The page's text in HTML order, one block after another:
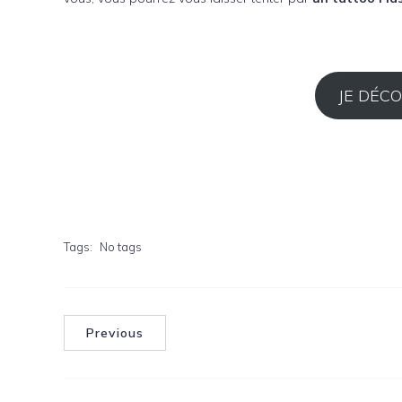
JE
Tags: No tags
Previous